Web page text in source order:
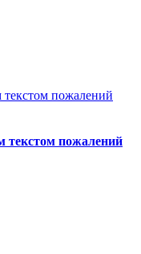
текстом пожалений